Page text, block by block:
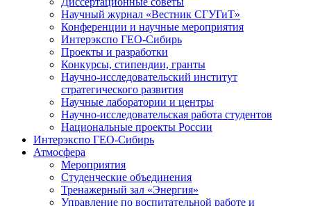
Научный журнал «Вестник СГУГиТ»
Конференции и научные мероприятия
Интерэкспо ГЕО-Сибирь
Проекты и разработки
Конкурсы, стипендии, гранты
Научно-исследовательский институт
стратегического развития
Научные лаборатории и центры
Научно-исследовательская работа студентов
Национальные проекты России
Интерэкспо ГЕО-Сибирь
Атмосфера
Мероприятия
Студенческие объединения
Тренажерный зал «Энергия»
Управление по воспитательной работе и